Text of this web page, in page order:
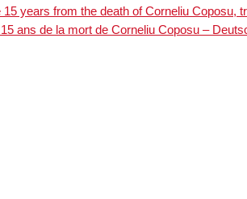
15 years from the death of Corneliu Coposu,
ans de la mort de Corneliu Coposu –